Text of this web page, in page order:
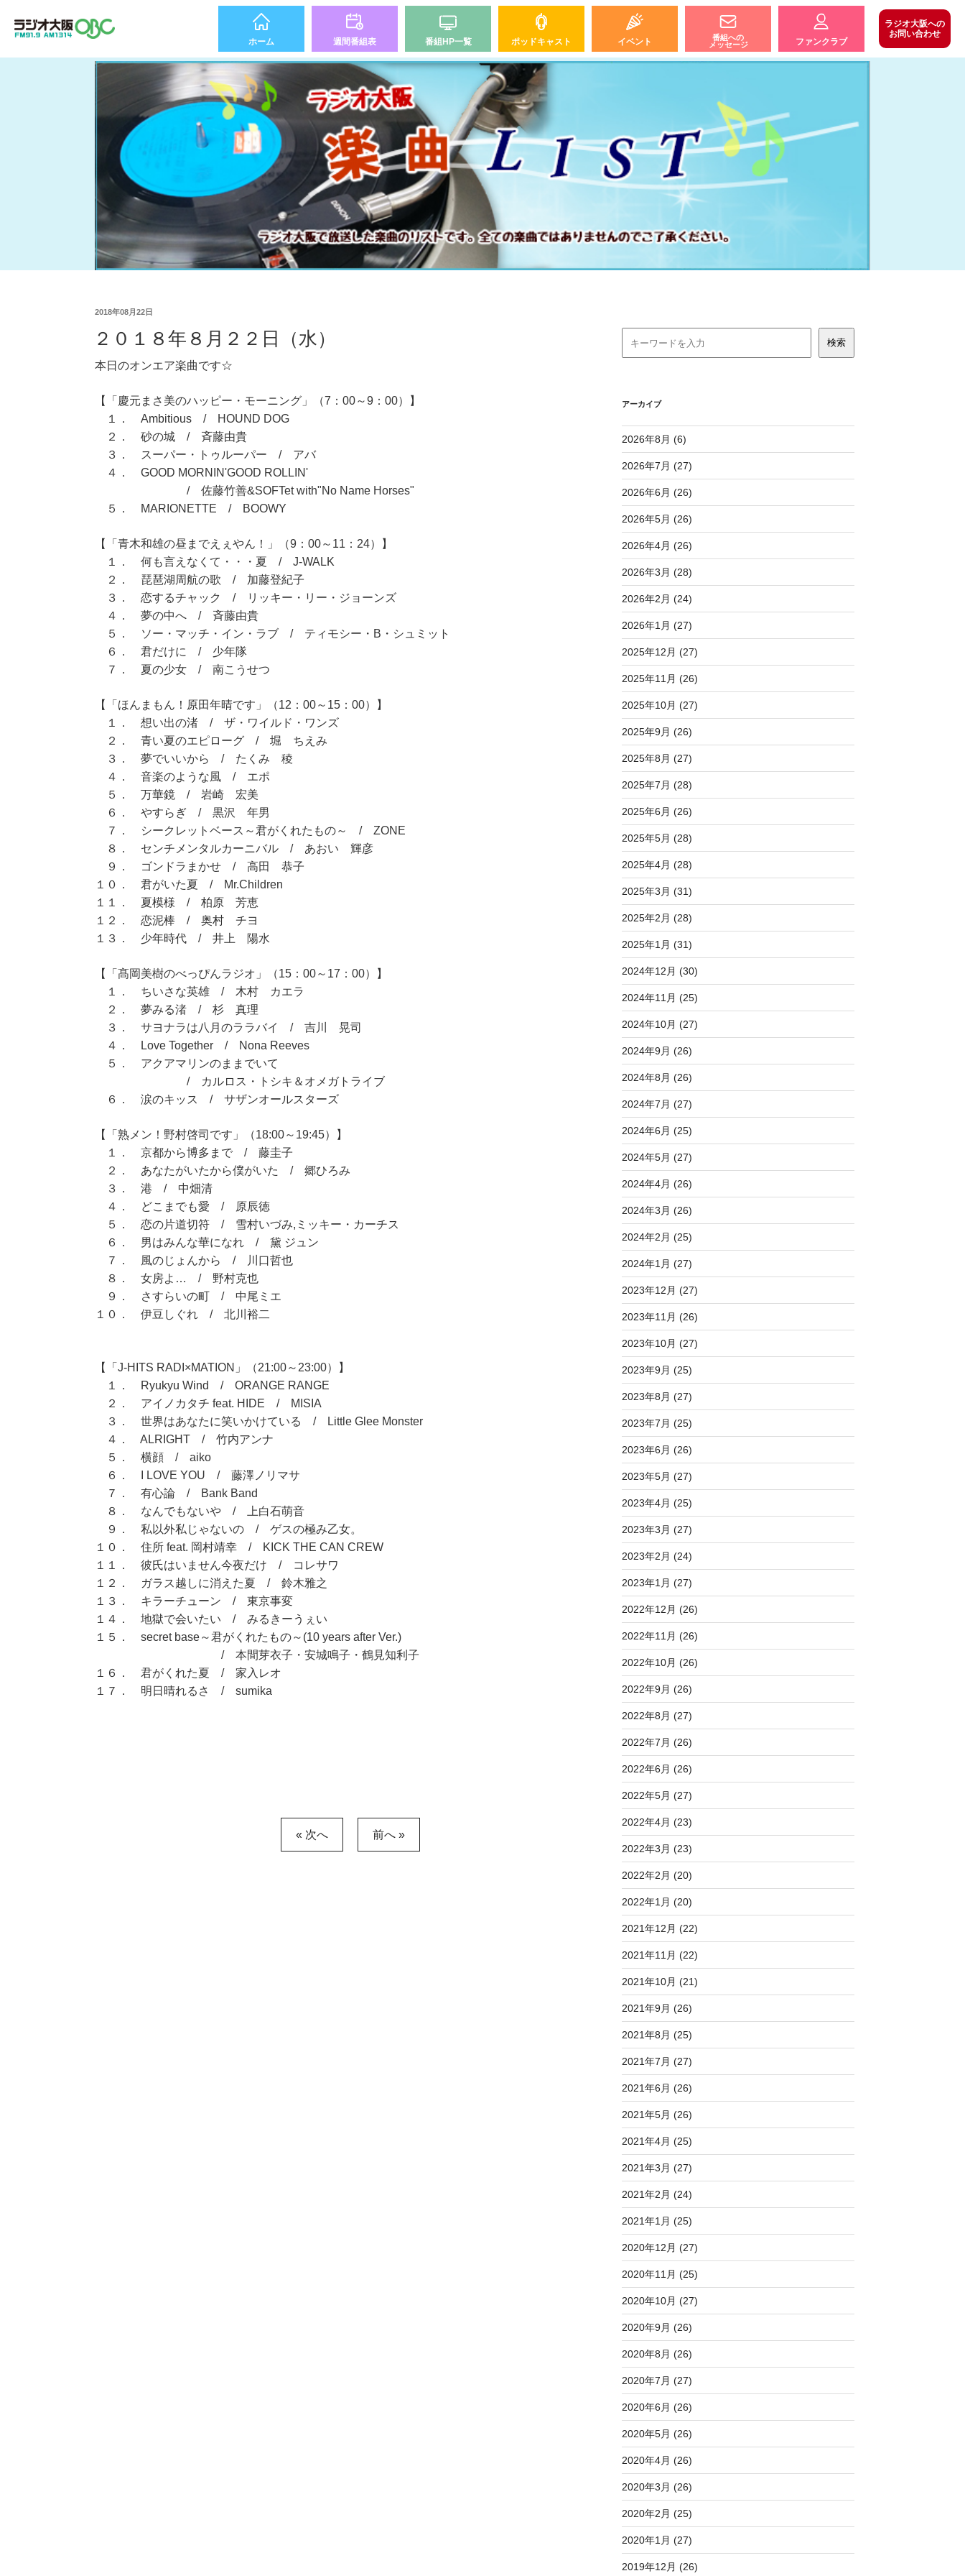
ホーム 週間番組表 番組HP一覧 ポッドキャスト イベント
番組への
メッセージ
ファンクラブ
ラジオ大阪への
お問い合わせ
2018年08月22日
２０１８年８月２２日（水）
本日のオンエア楽曲です☆
【「慶元まさ美のハッピー・モーニング」（7：00～9：00）】
１． Ambitious / HOUND DOG
２． 砂の城 / 斉藤由貴
３． スーパー・トゥルーパー / アバ
４． GOOD MORNIN'GOOD ROLLIN'
/ 佐藤竹善&SOFTet with"No Name Horses"
５． MARIONETTE / BOOWY
【「青木和雄の昼までえぇやん！」（9：00～11：24）】
１． 何も言えなくて・・・夏 / J-WALK
２． 琵琶湖周航の歌 / 加藤登紀子
３． 恋するチャック / リッキー・リー・ジョーンズ
４． 夢の中へ / 斉藤由貴
５． ソー・マッチ・イン・ラブ / ティモシー・B・シュミット
６． 君だけに / 少年隊
７． 夏の少女 / 南こうせつ
【「ほんまもん！原田年晴です」（12：00～15：00）】
１． 想い出の渚 / ザ・ワイルド・ワンズ
２． 青い夏のエピローグ / 堀 ちえみ
３． 夢でいいから / たくみ 稜
４． 音楽のような風 / エポ
５． 万華鏡 / 岩崎 宏美
６． やすらぎ / 黒沢 年男
７． シークレットベース～君がくれたもの～ / ZONE
８． センチメンタルカーニバル / あおい 輝彦
９． ゴンドラまかせ / 高田 恭子
１０． 君がいた夏 / Mr.Children
１１． 夏模様 / 柏原 芳恵
１２． 恋泥棒 / 奥村 チヨ
１３． 少年時代 / 井上 陽水
【「髙岡美樹のべっぴんラジオ」（15：00～17：00）】
１． ちいさな英雄 / 木村 カエラ
２． 夢みる渚 / 杉 真理
３． サヨナラは八月のララバイ / 吉川 晃司
４． Love Together / Nona Reeves
５． アクアマリンのままでいて
/ カルロス・トシキ＆オメガトライブ
６． 涙のキッス / サザンオールスターズ
【「熟メン！野村啓司です」（18:00～19:45）】
１． 京都から博多まで / 藤圭子
２． あなたがいたから僕がいた / 郷ひろみ
３． 港 / 中畑清
４． どこまでも愛 / 原辰徳
５． 恋の片道切符 / 雪村いづみ,ミッキー・カーチス
６． 男はみんな華になれ / 黛 ジュン
７． 風のじょんから / 川口哲也
８． 女房よ… / 野村克也
９． さすらいの町 / 中尾ミエ
１０． 伊豆しぐれ / 北川裕二
【「J-HITS RADI×MATION」（21:00～23:00）】
１． Ryukyu Wind / ORANGE RANGE
２． アイノカタチ feat. HIDE / MISIA
３． 世界はあなたに笑いかけている / Little Glee Monster
４． ALRIGHT / 竹内アンナ
５． 横顔 / aiko
６． I LOVE YOU / 藤澤ノリマサ
７． 有心論 / Bank Band
８． なんでもないや / 上白石萌音
９． 私以外私じゃないの / ゲスの極み乙女。
１０． 住所 feat. 岡村靖幸 / KICK THE CAN CREW
１１． 彼氏はいません今夜だけ / コレサワ
１２． ガラス越しに消えた夏 / 鈴木雅之
１３． キラーチューン / 東京事変
１４． 地獄で会いたい / みるきーうぇい
１５． secret base～君がくれたもの～(10 years after Ver.)
/ 本間芽衣子・安城鳴子・鶴見知利子
１６． 君がくれた夏 / 家入レオ
１７． 明日晴れるさ / sumika
« 次へ 前へ »
アーカイブ
2026年8月 (6)
2026年7月 (27)
2026年6月 (26)
2026年5月 (26)
2026年4月 (26)
2026年3月 (28)
2026年2月 (24)
2026年1月 (27)
2025年12月 (27)
2025年11月 (26)
2025年10月 (27)
2025年9月 (26)
2025年8月 (27)
2025年7月 (28)
2025年6月 (26)
2025年5月 (28)
2025年4月 (28)
2025年3月 (31)
2025年2月 (28)
2025年1月 (31)
2024年12月 (30)
2024年11月 (25)
2024年10月 (27)
2024年9月 (26)
2024年8月 (26)
2024年7月 (27)
2024年6月 (25)
2024年5月 (27)
2024年4月 (26)
2024年3月 (26)
2024年2月 (25)
2024年1月 (27)
2023年12月 (27)
2023年11月 (26)
2023年10月 (27)
2023年9月 (25)
2023年8月 (27)
2023年7月 (25)
2023年6月 (26)
2023年5月 (27)
2023年4月 (25)
2023年3月 (27)
2023年2月 (24)
2023年1月 (27)
2022年12月 (26)
2022年11月 (26)
2022年10月 (26)
2022年9月 (26)
2022年8月 (27)
2022年7月 (26)
2022年6月 (26)
2022年5月 (27)
2022年4月 (23)
2022年3月 (23)
2022年2月 (20)
2022年1月 (20)
2021年12月 (22)
2021年11月 (22)
2021年10月 (21)
2021年9月 (26)
2021年8月 (25)
2021年7月 (27)
2021年6月 (26)
2021年5月 (26)
2021年4月 (25)
2021年3月 (27)
2021年2月 (24)
2021年1月 (25)
2020年12月 (27)
2020年11月 (25)
2020年10月 (27)
2020年9月 (26)
2020年8月 (26)
2020年7月 (27)
2020年6月 (26)
2020年5月 (26)
2020年4月 (26)
2020年3月 (26)
2020年2月 (25)
2020年1月 (27)
2019年12月 (26)